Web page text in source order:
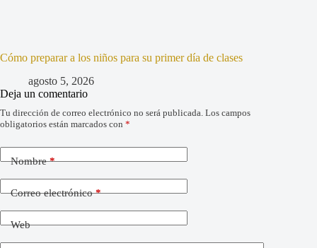
Cómo preparar a los niños para su primer día de clases
agosto 5, 2026
Deja un comentario
Tu dirección de correo electrónico no será publicada. Los campos
obligatorios están marcados con *
Nombre*
Correo electrónico*
Web